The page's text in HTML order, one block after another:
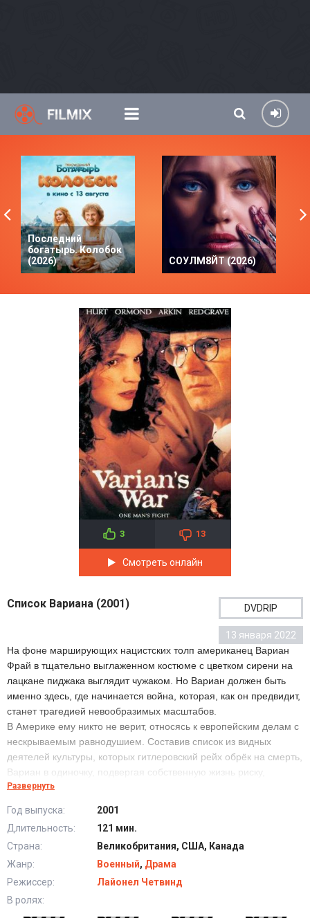
Последний
богатырь. Колобок
(2026)
СОУЛМ8ЙТ (2026)
3 13
Смотреть онлайн
Список Вариана (2001) DVDRIP
13 января 2022
На фоне марширующих нацистских толп американец Вариан
Фрай в тщательно выглаженном костюме с цветком сирени на
лацкане пиджака выглядит чужаком. Но Вариан должен быть
именно здесь, где начинается война, которая, как он предвидит,
станет трагедией невообразимых масштабов.
В Америке ему никто не верит, относясь к европейским делам с
нескрываемым равнодушием. Составив список из видных
деятелей культуры, которых гитлеровский рейх обрёк на смерть,
Вариан в одиночку, подвергая собственную жизнь риску,
пытается помочь тысячам людей избежать ужасной гибели.
Список Вариана (2001) в хорошем качестве HD
Развернуть
Год выпуска:
2001
Длительность:
121 мин.
Страна:
Великобритания, США, Канада
Жанр:
Военный, Драма
Режиссер:
Лайонел Четвинд
В ролях: